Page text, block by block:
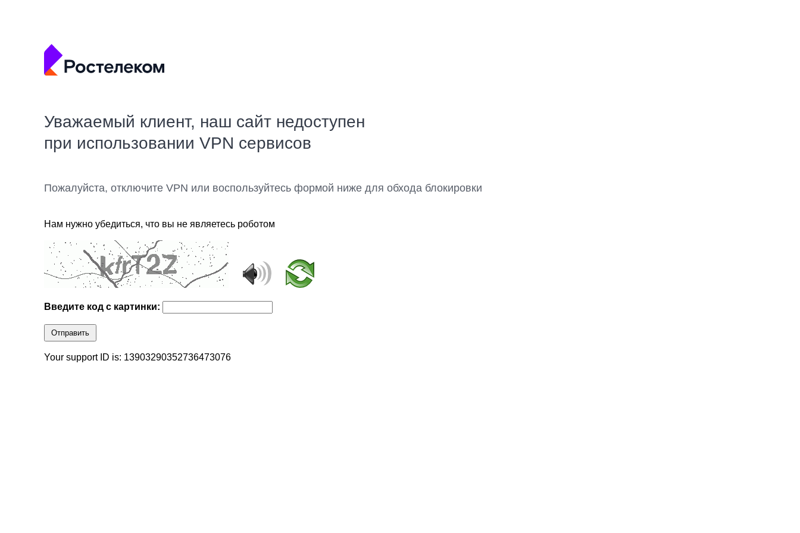
Уважаемый клиент, наш сайт недоступен
при использовании VPN сервисов
Пожалуйста, отключите VPN или воспользуйтесь формой ниже для обхода блокировки
Нам нужно убедиться, что вы не являетесь роботом
Введите код с картинки:
Отправить
Your support ID is: 13903290352736473076